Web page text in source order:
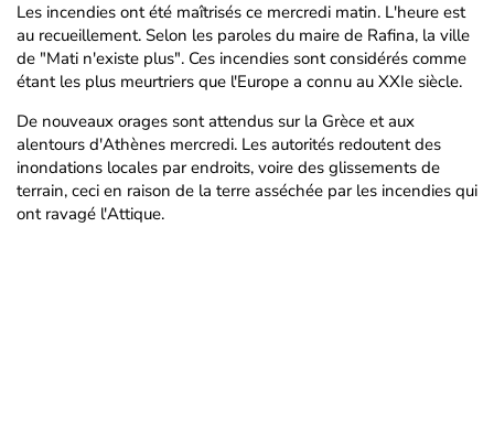
Les incendies ont été maîtrisés ce mercredi matin. L'heure est
au recueillement. Selon les paroles du maire de Rafina, la ville
de "Mati n'existe plus". Ces incendies sont considérés comme
étant les plus meurtriers que l'Europe a connu au XXIe siècle.
De nouveaux orages sont attendus sur la Grèce et aux
alentours d'Athènes mercredi. Les autorités redoutent des
inondations locales par endroits, voire des glissements de
terrain, ceci en raison de la terre asséchée par les incendies qui
ont ravagé l'Attique.